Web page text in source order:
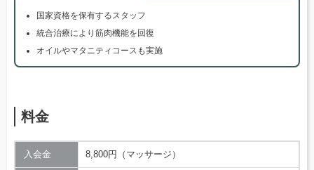
国家資格を保有するスタッフ
統合治療により筋肉機能を回復
オイルやマタニティコースも実施
料金
入会金 8,800円（マッサージ）